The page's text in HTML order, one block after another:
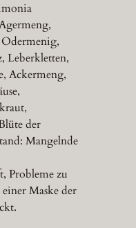
Leberkletten,
Ackermeng,
der
Mangelnde
zu
Maske der